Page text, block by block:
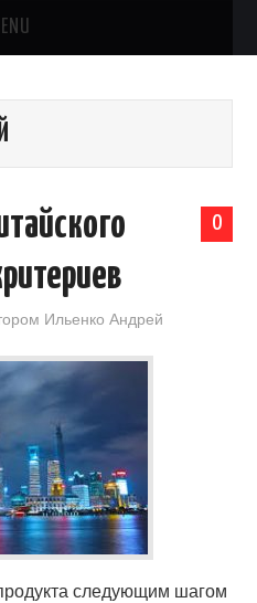
|
0
Ильенко Андрей
следующим шагом